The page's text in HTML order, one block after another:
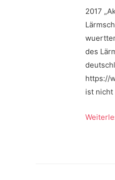
2017
des
https://
ist nicht
Die